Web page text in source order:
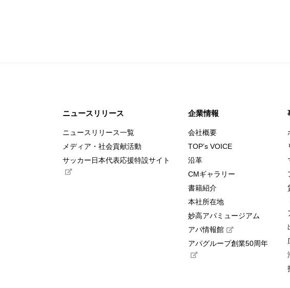
ニュースリリース
ニュースリリース一覧
メディア・社会貢献活動
サッカー日本代表応援特設サイト
企業情報
会社概要
TOP’s VOICE
沿革
CMギャラリー
書籍紹介
本社所在地
妙高アパミュージアム
アパ情報館
アパグループ創業50周年